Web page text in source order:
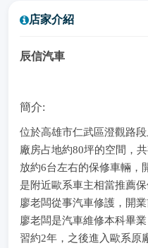
店家介紹
辰信汽車
簡介:
位於高雄市仁武區澄觀路
廠房占地約80坪的空間，
放約6台左右的保修車輛，
是附近歐系車主相當推薦保
廖老闆從事汽車修護，開
廖老闆是汽車維修本科畢
習約2年，之後進入歐系原